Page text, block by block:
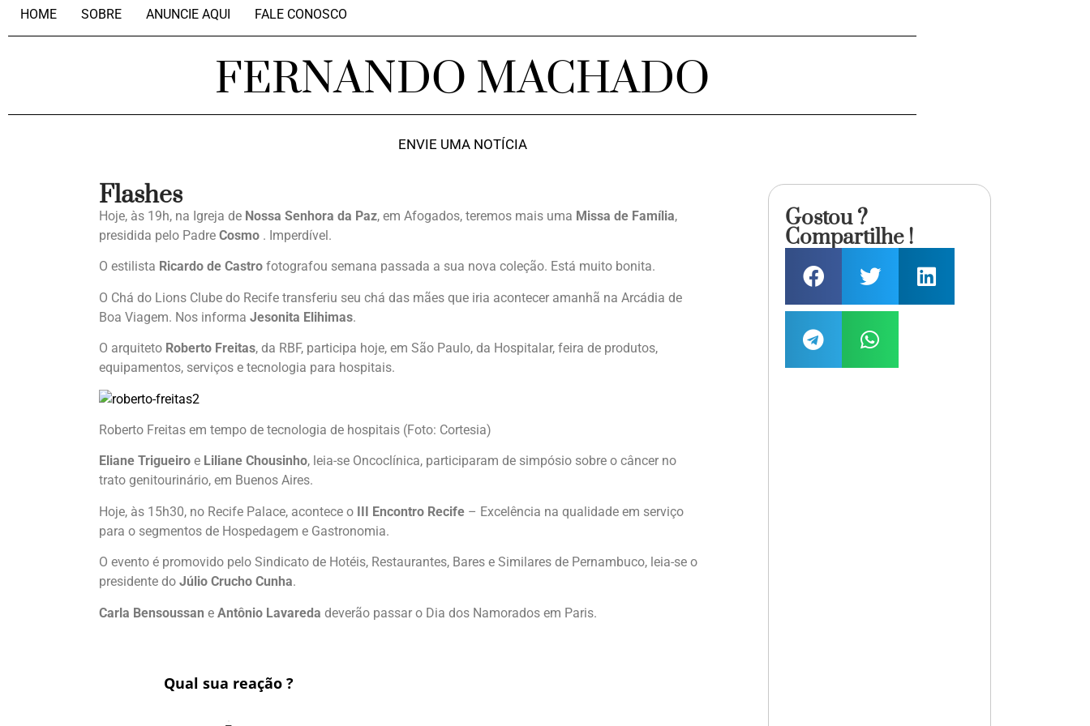
HOME SOBRE ANUNCIE AQUI FALE CONOSCO
FERNANDO MACHADO
ENVIE UMA NOTÍCIA
Flashes
Hoje, às 19h, na Igreja de Nossa Senhora da Paz, em Afogados, teremos mais uma Missa de Família,
presidida pelo Padre Cosmo . Imperdível.
O estilista Ricardo de Castro fotografou semana passada a sua nova coleção. Está muito bonita.
O Chá do Lions Clube do Recife transferiu seu chá das mães que iria acontecer amanhã na Arcádia de
Boa Viagem. Nos informa Jesonita Elihimas.
O arquiteto Roberto Freitas, da RBF, participa hoje, em São Paulo, da Hospitalar, feira de produtos,
equipamentos, serviços e tecnologia para hospitais.
Roberto Freitas em tempo de tecnologia de hospitais (Foto: Cortesia)
Eliane Trigueiro e Liliane Chousinho, leia-se Oncoclínica, participaram de simpósio sobre o câncer no
trato genitourinário, em Buenos Aires.
Hoje, às 15h30, no Recife Palace, acontece o III Encontro Recife – Excelência na qualidade em serviço
para o segmentos de Hospedagem e Gastronomia.
O evento é promovido pelo Sindicato de Hotéis, Restaurantes, Bares e Similares de Pernambuco, leia-se o
presidente do Júlio Crucho Cunha.
Carla Bensoussan e Antônio Lavareda deverão passar o Dia dos Namorados em Paris.
Qual sua reação ?
Gostou ?
Compartilhe !